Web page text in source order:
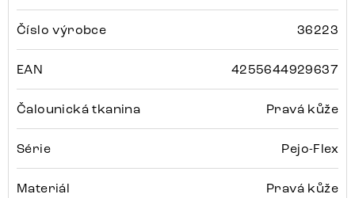
Číslo výrobce 36223
EAN 4255644929637
Čalounická tkanina Pravá kůže
Série Pejo-Flex
Materiál Pravá kůže